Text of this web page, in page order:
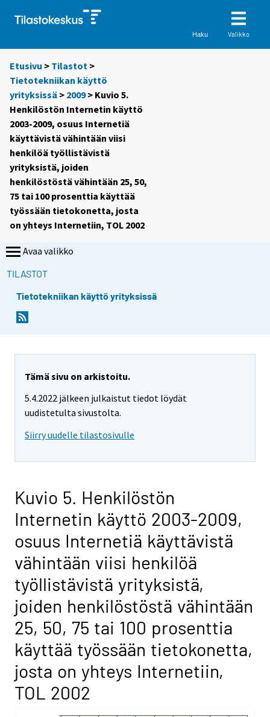
Haku Valikko
Etusivu > Tilastot >
Tietotekniikan käyttö
yrityksissä > 2009> Kuvio 5.
Henkilöstön Internetin käyttö
2003-2009, osuus Internetiä
käyttävistä vähintään viisi
henkilöä työllistävistä
yrityksistä, joiden
henkilöstöstä vähintään 25, 50,
75 tai 100 prosenttia käyttää
työssään tietokonetta, josta
on yhteys Internetiin, TOL 2002
Avaa valikko
TILASTOT
Tietotekniikan käyttö yrityksissä
Tämä sivu on arkistoitu.
5.4.2022 jälkeen julkaistut tiedot löydät
uudistetulta sivustolta.
Siirry uudelle tilastosivulle
Kuvio 5. Henkilöstön
Internetin käyttö 2003-2009,
osuus Internetiä käyttävistä
vähintään viisi henkilöä
työllistävistä yrityksistä,
joiden henkilöstöstä vähintään
25, 50, 75 tai 100 prosenttia
käyttää työssään tietokonetta,
josta on yhteys Internetiin,
TOL 2002